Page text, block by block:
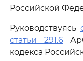
Российской
Руководствуясь
статьи 291.6
кодекса